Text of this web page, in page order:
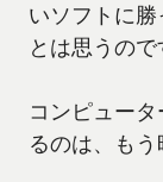
いソフトに
とは思うので
コンピュー
るのは、もう